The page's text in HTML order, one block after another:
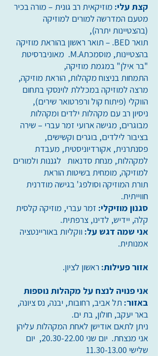
קצת עלי: מוזיקאית רב גונית – מורה בכיר
מטעם המדרשה למורים למוזיקה
(בהצטיינות יתרה),
תואר BED. – תואר ראשון בהוראת מוזיקה
בהצטיינות, מוסמכתM.A. מאוניברסיטת
"בר אילן" במגמת מוזיקה,
התמחות בניצוח מקהלות, הוראת מוזיקה,
מרצה למוזיקה במכללת לוינסקי בתחום
הווקלי (פיתוח קול ורפרטואר שירים),
ניסיון רב עם מקהלות ילדים ומקהלות
מבוגרים, מגישה ארועי זמר עברי – שירה
בציבור לילדים, בוגרים וקשישים,
פסנתרנית, אקורדיוניסטית, מעבדת
למקהלות, מנחת סדנאות לגננות ולמורים
למוזיקה, מומחית בשיטות הוראת
תורת המוזיקה וסולפג' בגישה מודרנית
חווייתית.
סגנון מוזיקלי: זמר עברי, מוזיקה קלסית
קלה, יידיש, לדינו, צרפתית.
אני שמה דגש על: ווקליות באוריינטציה
אמנותית.
אזור פעילות: ראשון לציון.
אני פנויה לנצח על מקהלות נוספות
באזור: תל אביב, רחובות, יבנה, נס ציונה,
באר יעקב, חולון, בת ים.
ניתן לתאם אודישן לאחת המקהלות עליהן
אני מנצחת. יום שני 20.30-22.00, יום
שלישי 11.30-13.00